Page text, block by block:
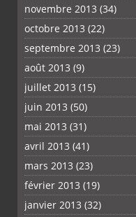
novembre 2013 (34)
octobre 2013 (22)
septembre 2013 (23)
août 2013 (9)
juillet 2013 (15)
juin 2013 (50)
mai 2013 (31)
avril 2013 (41)
mars 2013 (23)
février 2013 (19)
janvier 2013 (32)